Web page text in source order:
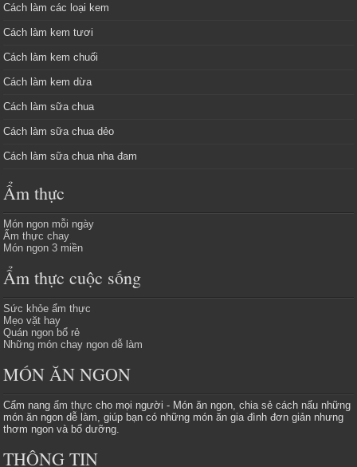
Cách làm các loại kem
Cách làm kem tươi
Cách làm kem chuối
Cách làm kem dừa
Cách làm sữa chua
Cách làm sữa chua dẻo
Cách làm sữa chua nha đam
Ẩm thực
Món ngon mỗi ngày
Ẩm thực chay
Món ngon 3 miền
Ẩm thực cuộc sống
Sức khỏe ẩm thực
Mẹo vặt hay
Quán ngon bổ rẻ
Những món chay ngon dễ làm
MÓN ĂN NGON
Cẩm nangẩm thực cho mọi người - Món ăn ngon, chia sẻ cách nấu những
món ăn ngon dễ làm, giúp bạn có những món ăn gia đình đơn giản nhưng
thơm ngon và bổ dưỡng.
THÔNG TIN